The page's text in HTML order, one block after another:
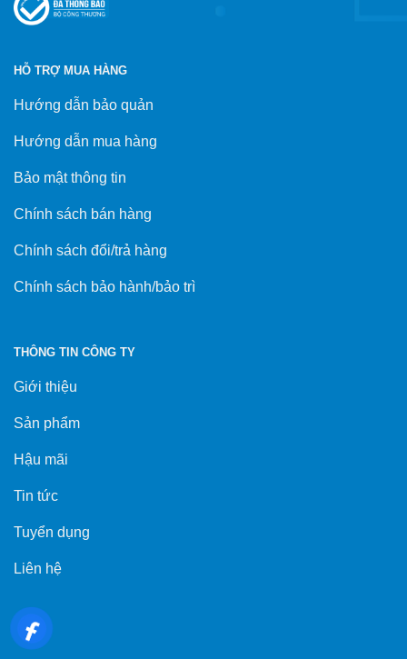
HỖ TRỢ MUA HÀNG
Hướng dẫn bảo quản
Hướng dẫn mua hàng
Bảo mật thông tin
Chính sách bán hàng
Chính sách đổi/trả hàng
Chính sách bảo hành/bảo trì
THÔNG TIN CÔNG TY
Giới thiệu
Sản phẩm
Hậu mãi
Tin tức
Tuyển dụng
Liên hệ